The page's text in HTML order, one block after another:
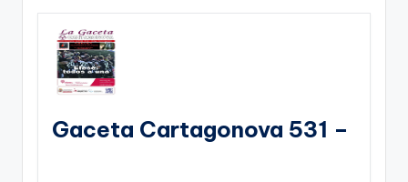
Gaceta Cartagonova 531 –